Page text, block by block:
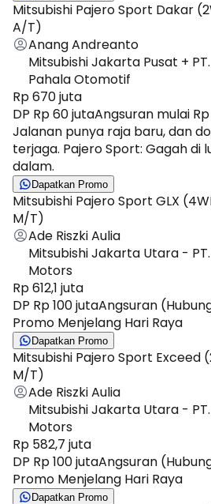
Mitsubishi Pajero Sport Dakar
A/T)
Anang Andreanto
Mitsubishi Jakarta Pusat +
Pahala Otomotif
Rp 670 juta
DP Rp 60 jutaAngsuran mulai
​Jalanan punya raja baru, dan
terjaga. Pajero Sport: Gagah di
dalam.
Dapatkan Promo
Mitsubishi Pajero Sport GLX
M/T)
Ade Riszki Aulia
Mitsubishi Jakarta Utara -
Motors
Rp 612,1 juta
DP Rp 100 jutaAngsuran
Promo Menjelang Hari Raya
Dapatkan Promo
Mitsubishi Pajero Sport Exceed
M/T)
Ade Riszki Aulia
Mitsubishi Jakarta Utara -
Motors
Rp 582,7 juta
DP Rp 100 jutaAngsuran
Promo Menjelang Hari Raya
Dapatkan Promo